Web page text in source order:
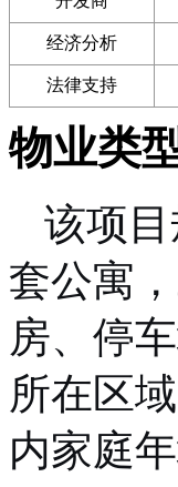
经济分析
法律支持
物业类
该项
套公寓
房、停
所在区
内家庭